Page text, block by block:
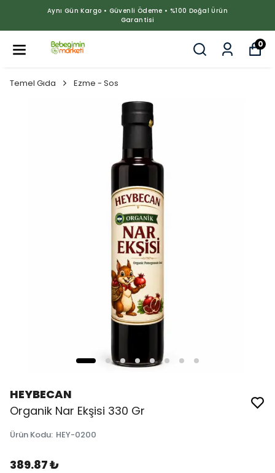
Aynı Gün Kargo • Güvenli Ödeme • %100 Doğal Ürün
Garantisi
0
Temel Gıda Ezme - Sos
HEYBECAN
Organik Nar Ekşisi 330 Gr
Ürün Kodu: HEY-0200
389.87 ₺